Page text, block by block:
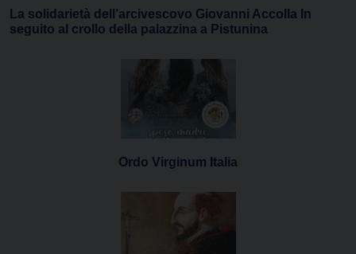
La solidarietà dell’arcivescovo Giovanni Accolla In
seguito al crollo della palazzina a Pistunina
Ordo Virginum Italia